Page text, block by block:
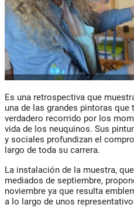
Es una retrospectiva que
una de las grandes pintoras que
verdadero recorrido por los
vida de los neuquinos. Sus
y sociales profundizan el
largo de toda su carrera.
La instalación de la muestra,
mediados de septiembre,
noviembre ya que resulta
a lo largo de unos